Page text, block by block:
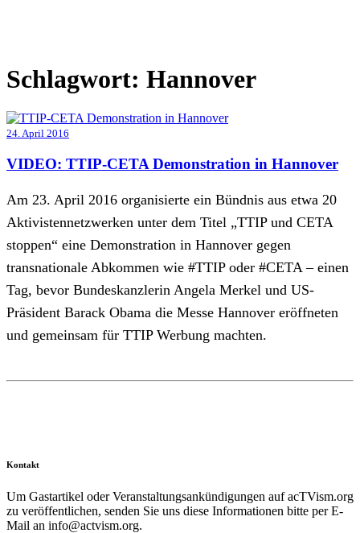
Schlagwort: Hannover
24. April 2016
VIDEO: TTIP-CETA Demonstration in Hannover
Am 23. April 2016 organisierte ein Bündnis aus etwa 20
Aktivistennetzwerken unter dem Titel „TTIP und CETA
stoppen“ eine Demonstration in Hannover gegen
transnationale Abkommen wie #TTIP oder #CETA – einen
Tag, bevor Bundeskanzlerin Angela Merkel und US-
Präsident Barack Obama die Messe Hannover eröffneten
und gemeinsam für TTIP Werbung machten.
Kontakt
Um Gastartikel oder Veranstaltungsankündigungen auf acTVism.org
zu veröffentlichen, senden Sie uns diese Informationen bitte per E-
Mail an info@actvism.org.